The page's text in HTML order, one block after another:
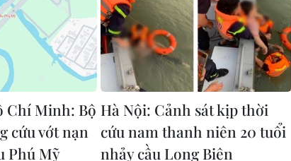
Chí Minh: Bộ
cứu vớt nạn
Phú Mỹ
Hà Nội: Cảnh sát kịp thời
cứu nam thanh niên 20 tuổi
nhảy cầu Long Biên